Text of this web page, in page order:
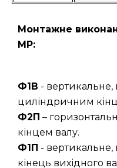
Монтажне
МР:
Ф1В -
циліндричним
Ф2П –
кінцем валу.
Ф1П -
кінець вихідного